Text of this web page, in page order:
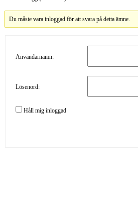
Du måste vara inloggad för att svara på detta ämne.
Användarnamn:
Lösenord:
Håll mig inloggad